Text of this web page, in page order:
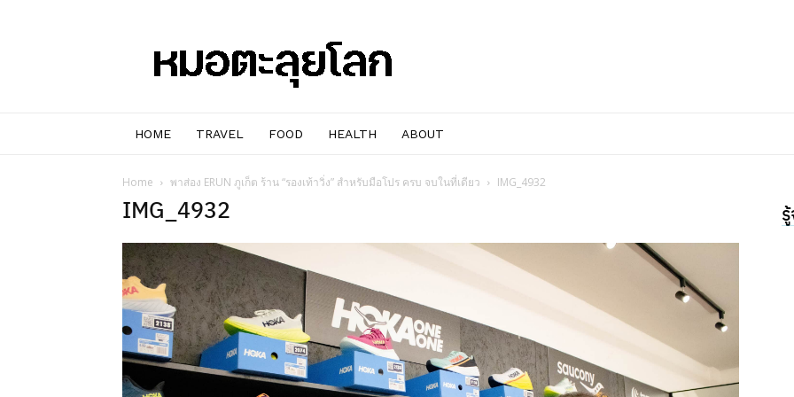
ตะลุย
โลก
HOME TRAVEL FOOD HEALTH ABOUT
Home พาส่อง ERUN ภูเก็ต ร้าน “รองเท้าวิ่ง” สำหรับมือโปร ครบ จบในที่เดียว IMG_4932
IMG_4932